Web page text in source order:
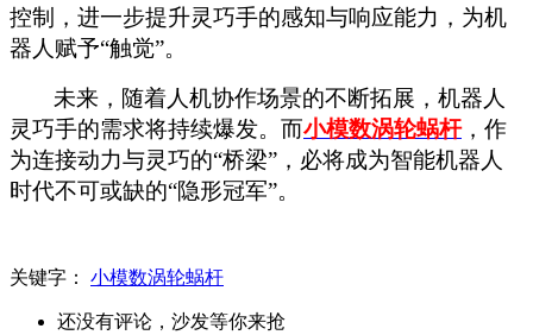
控制，进一步提升灵巧手的感知与响应能力，为机
器人赋予“触觉”。
未来，随着人机协作场景的不断拓展，机器人
灵巧手的需求将持续爆发。而小模数涡轮蜗杆，作
为连接动力与灵巧的“桥梁”，必将成为智能机器人
时代不可或缺的“隐形冠军”。
关键字： 小模数涡轮蜗杆
还没有评论，沙发等你来抢